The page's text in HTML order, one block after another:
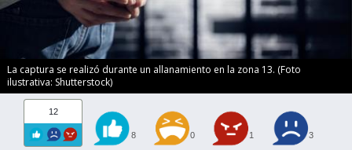
La captura se realizó durante un allanamiento en la zona 13. (Foto
ilustrativa: Shutterstock)
12
8 0 1 3